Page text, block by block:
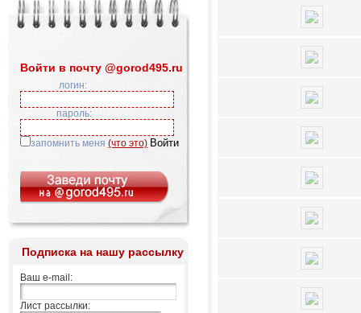
Войти в почту @gorod495.ru
логин:
пароль:
запомнить меня (что это)
Подписка на нашу рассылку
Ваш e-mail:
Лист рассылки: